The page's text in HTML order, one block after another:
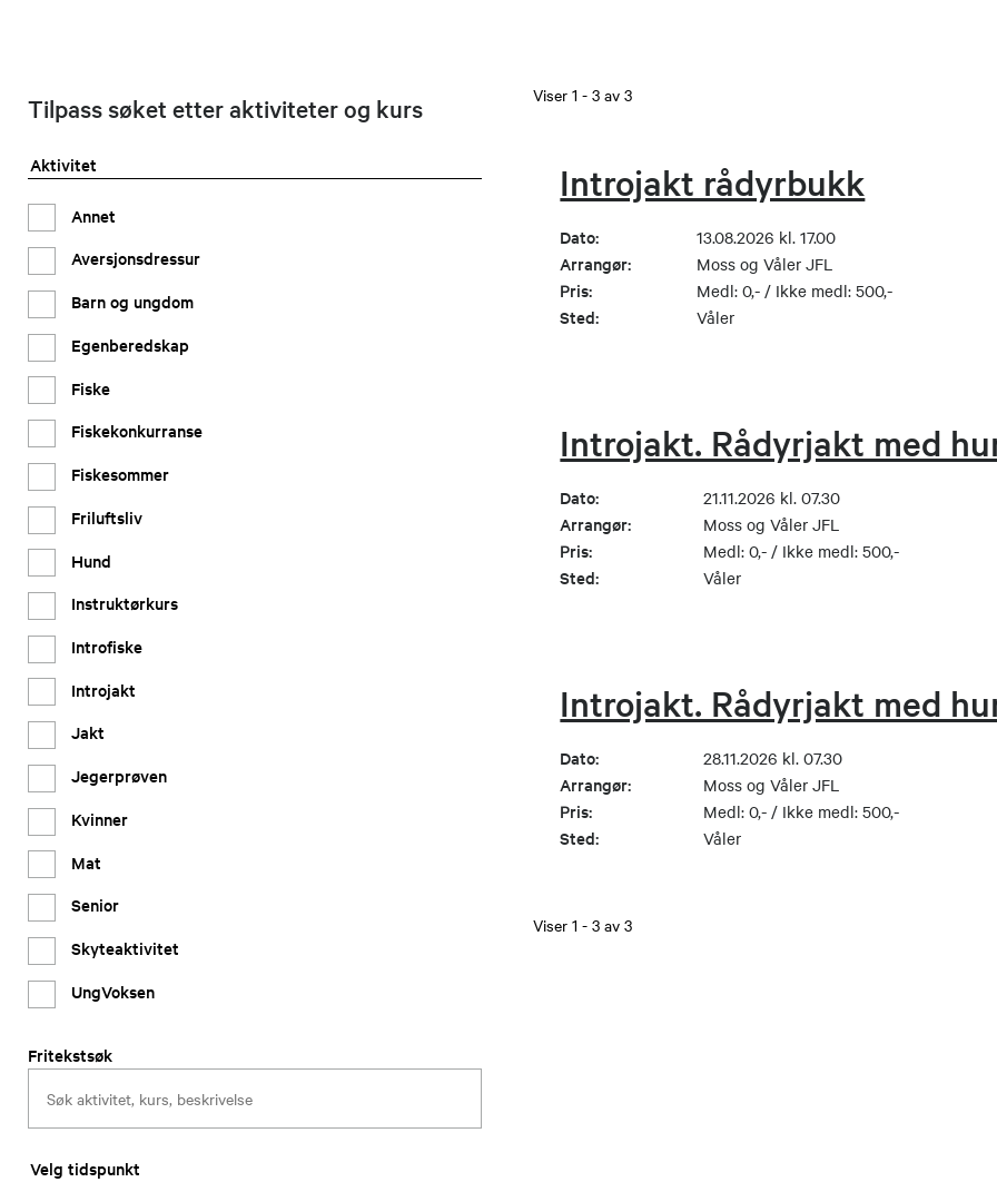
Tilpass søket etter aktiviteter og kurs
Aktivitet
Annet
Aversjonsdressur
Barn og ungdom
Egenberedskap
Fiske
Fiskekonkurranse
Fiskesommer
Friluftsliv
Hund
Instruktørkurs
Introfiske
Introjakt
Jakt
Jegerprøven
Kvinner
Mat
Senior
Skyteaktivitet
UngVoksen
Fritekstsøk
Velg tidspunkt
Viser1- 3av3
Introjakt rådyrbukk
Dato: 13.08.2026 kl. 17.00
Arrangør: Moss og Våler JFL
Pris: Medl: 0,- / Ikke medl: 500,-
Sted: Våler
Introjakt. Rådyrjakt med
Dato: 21.11.2026 kl. 07.30
Arrangør: Moss og Våler JFL
Pris: Medl: 0,- / Ikke medl: 500,-
Sted: Våler
Introjakt. Rådyrjakt med
Dato: 28.11.2026 kl. 07.30
Arrangør: Moss og Våler JFL
Pris: Medl: 0,- / Ikke medl: 500,-
Sted: Våler
Viser1- 3av3